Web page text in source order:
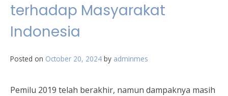
terhadap Masyarakat
Indonesia
Posted on October 20, 2024 by adminmes
Pemilu 2019 telah berakhir, namun dampaknya masih